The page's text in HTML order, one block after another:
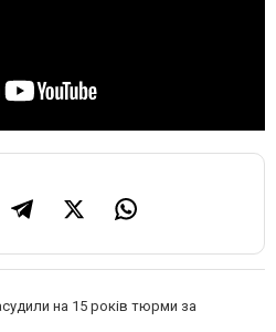
на 15 років тюрми за